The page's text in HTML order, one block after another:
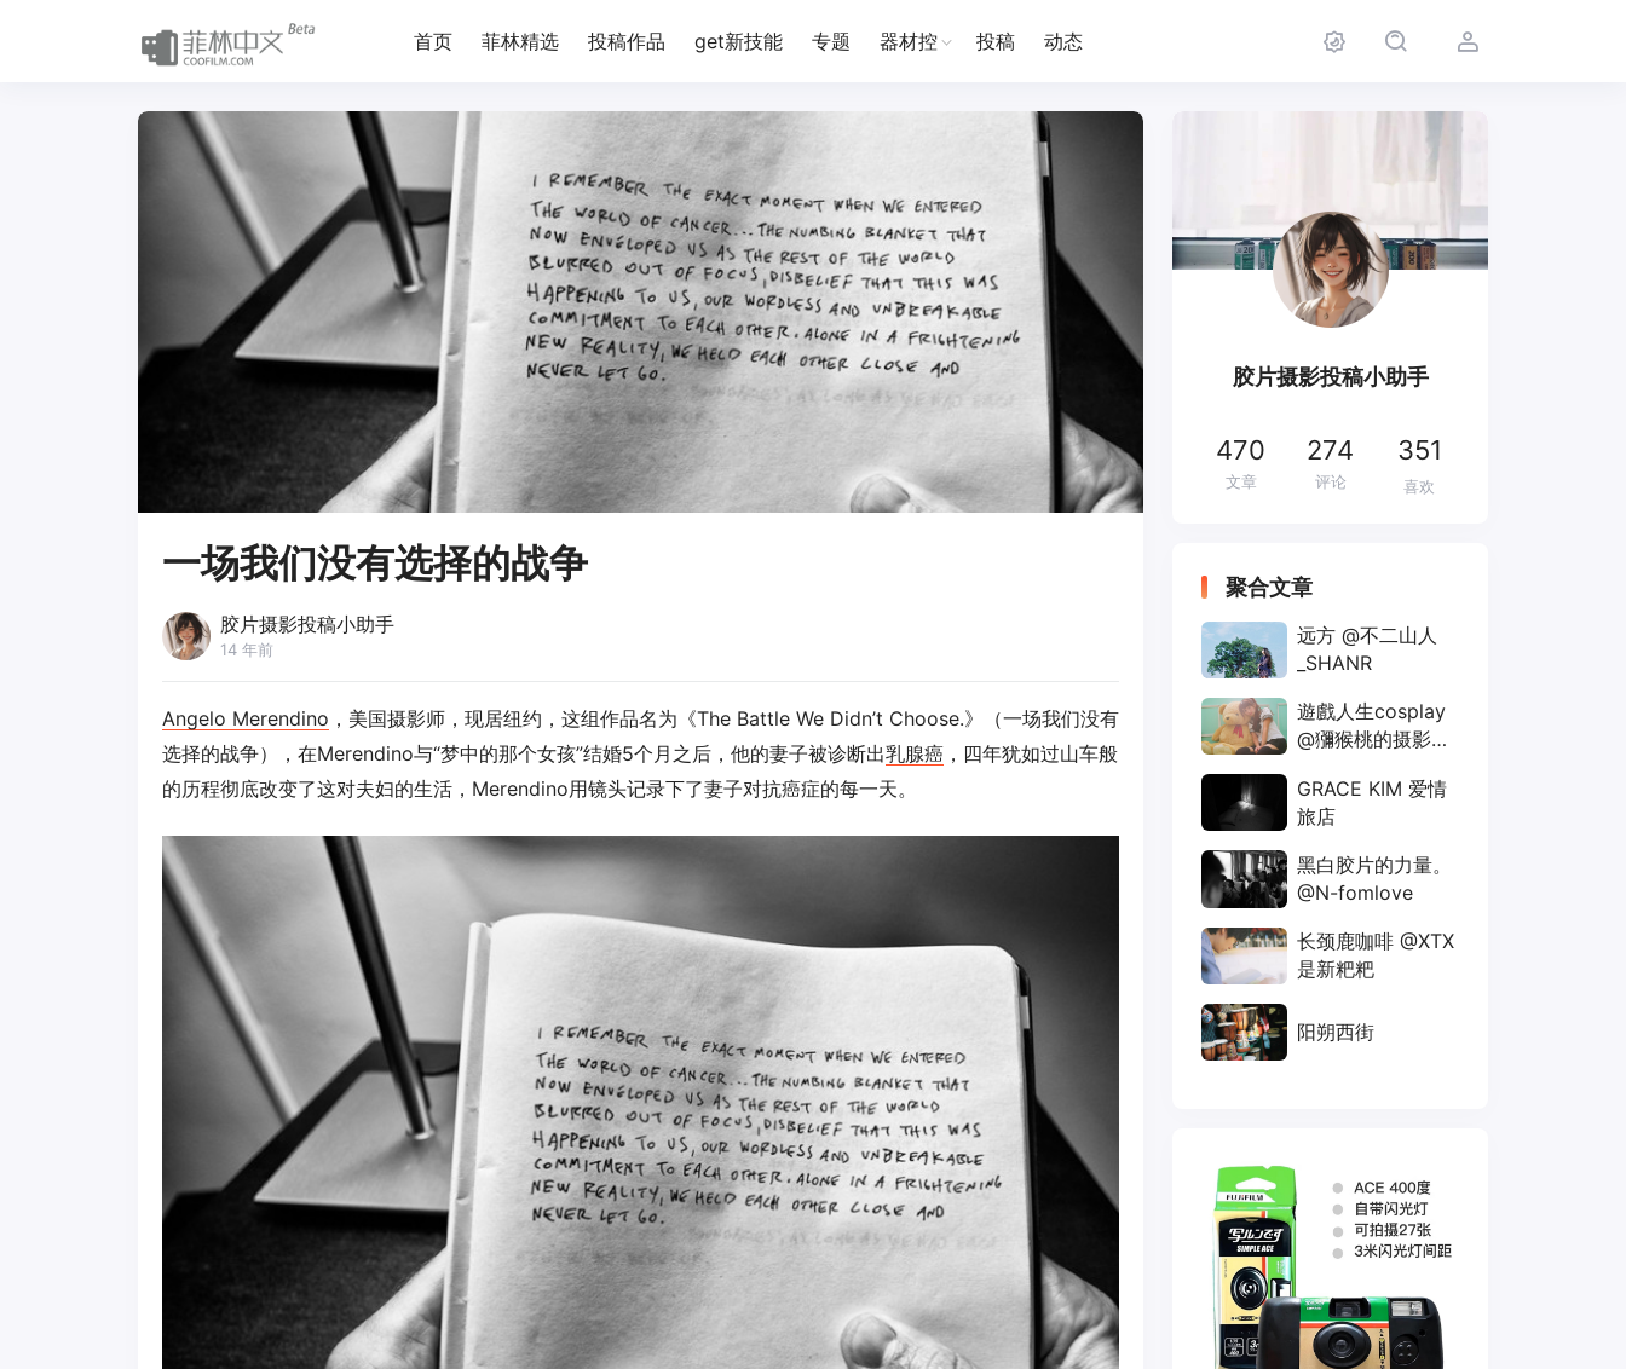
首页 菲林精选 投稿作品 get新技能 专题 器材控 投稿 动态
一场我们没有选择的战争
胶片摄影投稿小助手
14 年前
Angelo Merendino ，美国摄影师，现居纽约，这组作品名为《The Battle We Didn’t Choose.》（一场我们没有
选择的战争），在Merendino与“梦中的那个女孩”结婚5个月之后，他的妻子被诊断出乳腺癌 ，四年犹如过山车般
的历程彻底改变了这对夫妇的生活，Merendino用镜头记录下了妻子对抗癌症的每一天。
胶片摄影投稿小助手
470
文章
274
评论
351
喜欢
聚合文章
远方 @不二山人
_SHANR
遊戲人生cosplay
@獼猴桃的摄影之
GRACE KIM 爱情
旅店
黑白胶片的力量。
@N-fomlove
长颈鹿咖啡 @XTX
是新粑粑
阳朔西街